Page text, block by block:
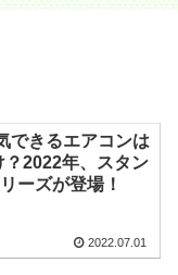
できるエアコンは
？2022年、スタン
ーズが登場！
2022.07.01